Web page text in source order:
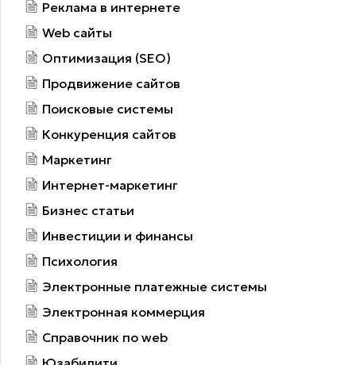
Реклама в интернете
Web сайты
Оптимизация (SEO)
Продвижение сайтов
Поисковые системы
Конкуренция сайтов
Маркетинг
Интернет-маркетинг
Бизнес статьи
Инвестиции и финансы
Психология
Электронные платежные системы
Электронная коммерция
Справочник по web